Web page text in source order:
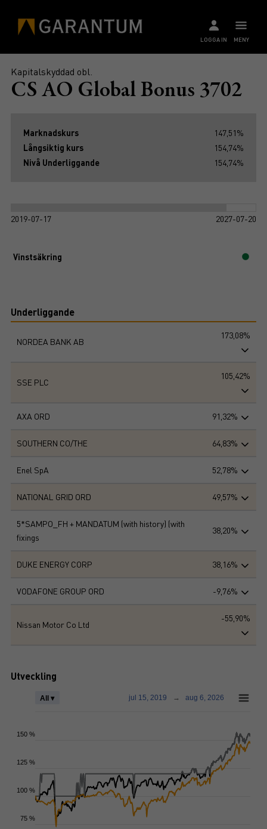
MENY
LOGGA IN
Kapitalskyddad obl.
CS AO Global Bonus 3702
Marknadskurs
147,51%
Långsiktig kurs
154,74%
Nivå Underliggande
154,74%
2019-07-17 2027-07-20
Vinstsäkring
Underliggande
NORDEA BANK AB
173,08%
SSE PLC
105,42%
AXA ORD 91,32%
SOUTHERN CO/THE 64,83%
Enel SpA 52,78%
NATIONAL GRID ORD 49,57%
5*SAMPO_FH + MANDATUM (with history) (with
fixings
38,20%
DUKE ENERGY CORP 38,16%
VODAFONE GROUP ORD -9,76%
Nissan Motor Co Ltd
-55,90%
Utveckling
All ▾ jul 15, 2019 → aug 6, 2026
75 %
100 %
125 %
150 %